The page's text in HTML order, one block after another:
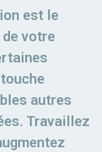
est le
votre
autres
Travaillez